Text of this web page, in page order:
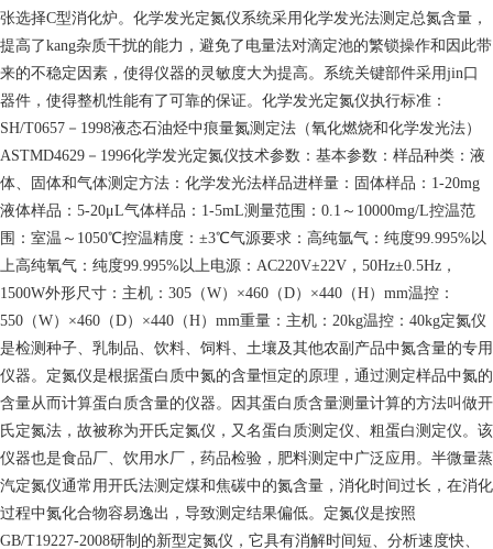
张选择C型消化炉。化学发光定氮仪系统采用化学发光法测定总氮含量，
提高了kang杂质干扰的能力，避免了电量法对滴定池的繁锁操作和因此带
来的不稳定因素，使得仪器的灵敏度大为提高。系统关键部件采用jin口
器件，使得整机性能有了可靠的保证。化学发光定氮仪执行标准：
SH/T0657－1998液态石油烃中痕量氮测定法（氧化燃烧和化学发光法）
ASTMD4629－1996化学发光定氮仪技术参数：基本参数：样品种类：液
体、固体和气体测定方法：化学发光法样品进样量：固体样品：1-20mg
液体样品：5-20μL气体样品：1-5mL测量范围：0.1～10000mg/L控温范
围：室温～1050℃控温精度：±3℃气源要求：高纯氩气：纯度99.995%以
上高纯氧气：纯度99.995%以上电源：AC220V±22V，50Hz±0.5Hz，
1500W外形尺寸：主机：305（W）×460（D）×440（H）mm温控：
550（W）×460（D）×440（H）mm重量：主机：20kg温控：40kg定氮仪
是检测种子、乳制品、饮料、饲料、土壤及其他农副产品中氮含量的专用
仪器。定氮仪是根据蛋白质中氮的含量恒定的原理，通过测定样品中氮的
含量从而计算蛋白质含量的仪器。因其蛋白质含量测量计算的方法叫做开
氏定氮法，故被称为开氏定氮仪，又名蛋白质测定仪、粗蛋白测定仪。该
仪器也是食品厂、饮用水厂，药品检验，肥料测定中广泛应用。半微量蒸
汽定氮仪通常用开氏法测定煤和焦碳中的氮含量，消化时间过长，在消化
过程中氮化合物容易逸出，导致测定结果偏低。定氮仪是按照
GB/T19227-2008研制的新型定氮仪，它具有消解时间短、分析速度快、